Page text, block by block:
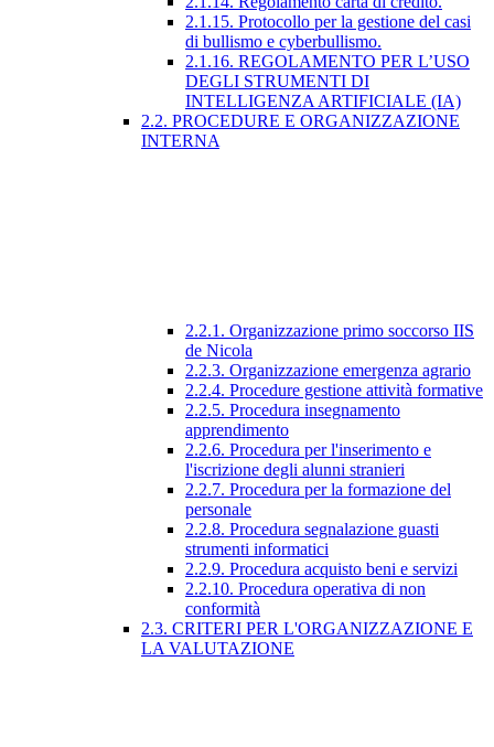
2.1.15. Protocollo per la gestione del casi
di bullismo e cyberbullismo.
2.1.16. REGOLAMENTO PER L’USO
DEGLI STRUMENTI DI
INTELLIGENZA ARTIFICIALE (IA)
2.2. PROCEDURE E ORGANIZZAZIONE
INTERNA
2.2.1. Organizzazione primo soccorso IIS
de Nicola
2.2.3. Organizzazione emergenza agrario
2.2.4. Procedure gestione attività formative
2.2.5. Procedura insegnamento
apprendimento
2.2.6. Procedura per l'inserimento e
l'iscrizione degli alunni stranieri
2.2.7. Procedura per la formazione del
personale
2.2.8. Procedura segnalazione guasti
strumenti informatici
2.2.9. Procedura acquisto beni e servizi
2.2.10. Procedura operativa di non
conformità
2.3. CRITERI PER L'ORGANIZZAZIONE E
LA VALUTAZIONE